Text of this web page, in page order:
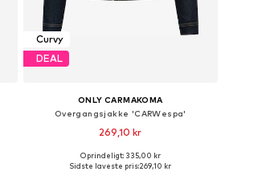
Curvy
DEAL
ONLY CARMAKOMA
Overgangsjakke 'CARWespa'
269,10 kr
Fås i mange størrelser
Oprindeligt: 335,00 kr
Sidste laveste pris:269,10 kr